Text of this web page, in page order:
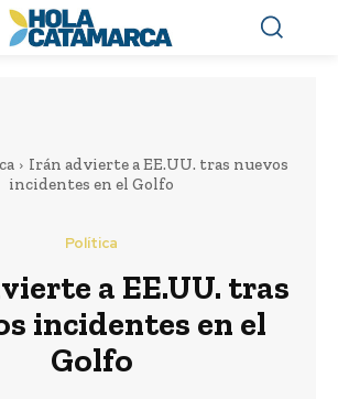
Irán advierte a EE.UU. tras nuevos
incidentes en el Golfo
Política
a EE.UU. tras
incidentes en el
Golfo